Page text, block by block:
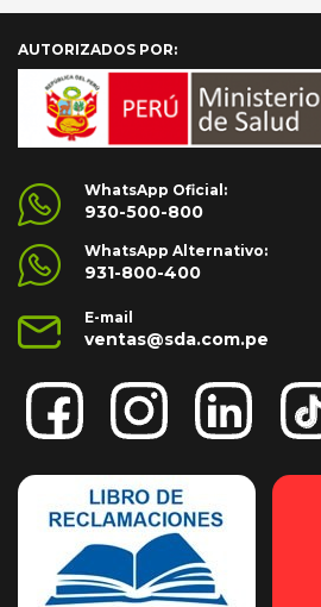
AUTORIZADOS POR:
WhatsApp Oficial:
930-500-800
WhatsApp Alternativo:
931-800-400
E-mail
ventas@sda.com.pe